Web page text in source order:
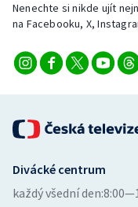
Vodní slalom
Volejbal
Nenechte si nikde ujít
na Facebooku, X,
Divácké centrum
každý všední den: